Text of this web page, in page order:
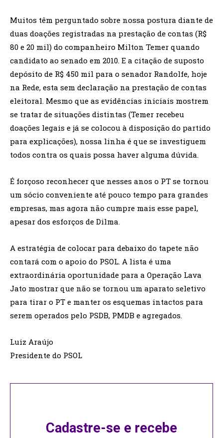
Muitos têm perguntado sobre nossa postura diante de
duas doações registradas na prestação de contas (R$
80 e 20 mil) do companheiro Milton Temer quando
candidato ao senado em 2010. E a citação de suposto
depósito de R$ 450 mil para o senador Randolfe, hoje
na Rede, esta sem declaração na prestação de contas
eleitoral. Mesmo que as evidências iniciais mostrem
se tratar de situações distintas (Temer recebeu
doações legais e já se colocou à disposição do partido
para explicações), nossa linha é que se investiguem
todos contra os quais possa haver alguma dúvida.
É forçoso reconhecer que nesses anos o PT se tornou
um sócio conveniente até pouco tempo para grandes
empresas, mas agora não cumpre mais esse papel,
apesar dos esforços de Dilma.
A estratégia de colocar para debaixo do tapete não
contará com o apoio do PSOL. A lista é uma
extraordinária oportunidade para a Operação Lava
Jato mostrar que não se tornou um aparato seletivo
para tirar o PT e manter os esquemas intactos para
serem operados pelo PSDB, PMDB e agregados.
Luiz Araújo
Presidente do PSOL
Cadastre-se e recebe